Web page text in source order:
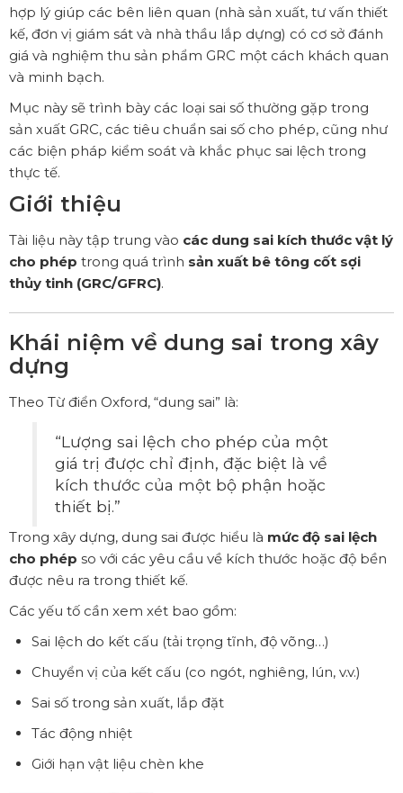
hợp lý giúp các bên liên quan (nhà sản xuất, tư vấn thiết
kế, đơn vị giám sát và nhà thầu lắp dựng) có cơ sở đánh
giá và nghiệm thu sản phẩm GRC một cách khách quan
và minh bạch.
Mục này sẽ trình bày các loại sai số thường gặp trong
sản xuất GRC, các tiêu chuẩn sai số cho phép, cũng như
các biện pháp kiểm soát và khắc phục sai lệch trong
thực tế.
Giới thiệu
Tài liệu này tập trung vào các dung sai kích thước vật lý
cho phép trong quá trình sản xuất bê tông cốt sợi
thủy tinh (GRC/GFRC).
Khái niệm về dung sai trong xây
dựng
Theo Từ điển Oxford, “dung sai” là:
“Lượng sai lệch cho phép của một
giá trị được chỉ định, đặc biệt là về
kích thước của một bộ phận hoặc
thiết bị.”
Trong xây dựng, dung sai được hiểu là mức độ sai lệch
cho phép so với các yêu cầu về kích thước hoặc độ bền
được nêu ra trong thiết kế.
Các yếu tố cần xem xét bao gồm:
Sai lệch do kết cấu (tải trọng tĩnh, độ võng…)
Chuyển vị của kết cấu (co ngót, nghiêng, lún, v.v.)
Sai số trong sản xuất, lắp đặt
Tác động nhiệt
Giới hạn vật liệu chèn khe